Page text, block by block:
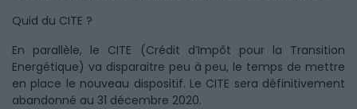
Quid du CITE ?
En parallèle, le CITE (Crédit d’Impôt pour la Transition
Energétique) va disparaitre peu à peu, le temps de mettre
en place le nouveau dispositif. Le CITE sera définitivement
abandonné au 31 décembre 2020.